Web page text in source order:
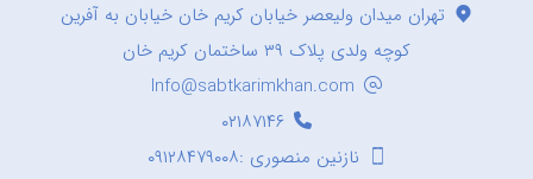
تهران میدان ولیعصر خیابان کریم خان خیابان به آفرین
کوچه ولدی پلاک ۳۹ ساختمان کریم خان
Info@sabtkarimkhan.com
۰۲۱۸۷۱۴۶
نازنین منصوری :۰۹۱۲۸۴۷۹۰۰۸